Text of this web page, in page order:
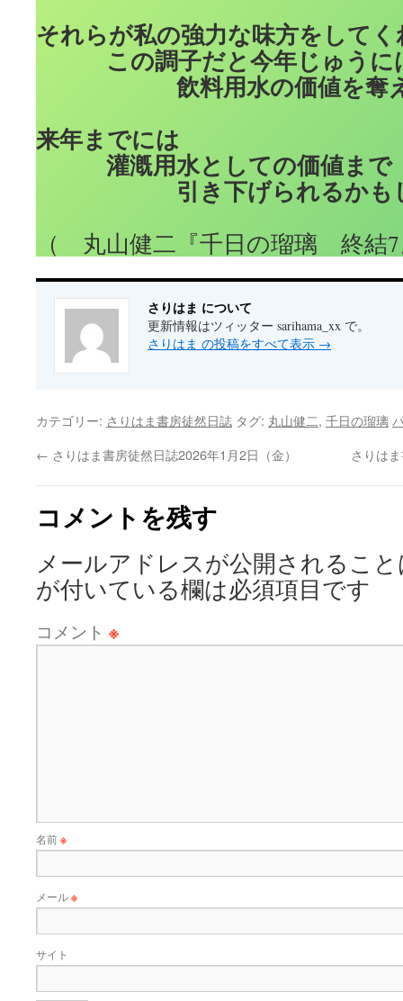
それらが私の強力な味方をしてく
この調子だと今年じゅうに
飲料用水の価値を奪え
来年までには
灌漑用水としての価値まで
引き下げられるかもし
（ 丸山健二『千日の瑠璃 終結7
さりはま について
更新情報はツィッター sarihama_xx で。
さりはま の投稿をすべて表示 →
カテゴリー: さりはま書房徒然日誌 タグ: 丸山健二, 千日の瑠璃
← さりはま書房徒然日誌2026年1月2日（金） さりは
コメントを残す
メールアドレスが公開されるこ
が付いている欄は必須項目です
コメント ※
名前※
メール※
サイト